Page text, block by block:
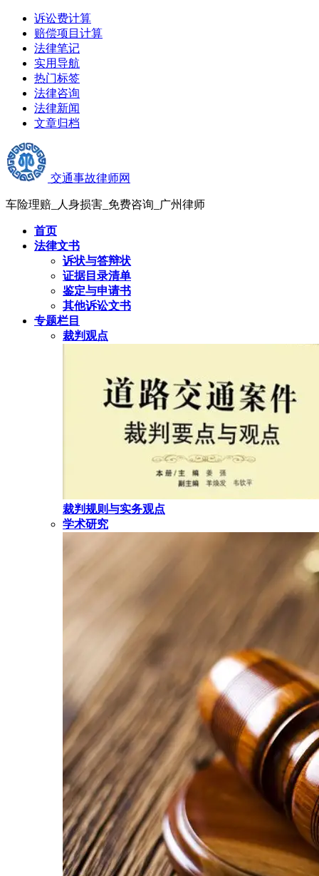
诉讼费计算
赔偿项目计算
法律笔记
实用导航
热门标签
法律咨询
法律新闻
文章归档
交通事故律师网
车险理赔_人身损害_免费咨询_广州律师
首页
法律文书
诉状与答辩状
证据目录清单
鉴定与申请书
其他诉讼文书
专题栏目
裁判观点
裁判规则与实务观点
学术研究